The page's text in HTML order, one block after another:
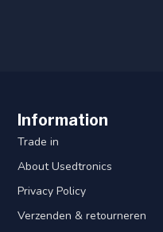
Information
Trade in
About Usedtronics
Privacy Policy
Verzenden & retourneren